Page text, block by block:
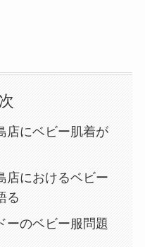
店にベビー肌着が
店におけるベビー
る
ーのベビー服問題